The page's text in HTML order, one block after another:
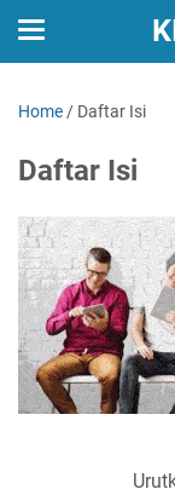
Home / Daftar Isi
Daftar Isi